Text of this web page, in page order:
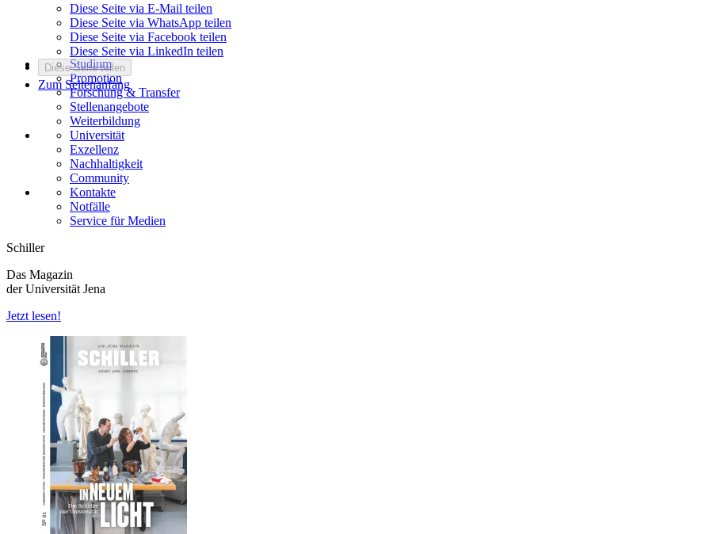
Diese Seite via E-Mail teilen
Diese Seite via WhatsApp teilen
Diese Seite via Facebook teilen
Diese Seite via LinkedIn teilen
Diese Seite teilen
Zum Seitenanfang
Studium
Promotion
Forschung & Transfer
Stellenangebote
Weiterbildung
Universität
Exzellenz
Nachhaltigkeit
Community
Kontakte
Notfälle
Service für Medien
Schiller
Das Magazin
der Universität Jena
Jetzt lesen!